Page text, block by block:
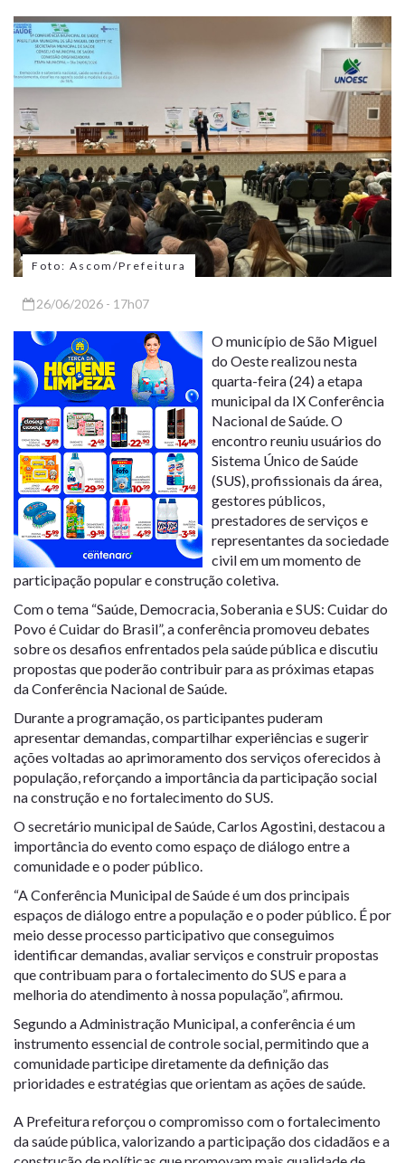
Foto: Ascom/Prefeitura
26/06/2026 - 17h07
O município de São Miguel
do Oeste realizou nesta
quarta-feira (24) a etapa
municipal da IX Conferência
Nacional de Saúde. O
encontro reuniu usuários do
Sistema Único de Saúde
(SUS), profissionais da área,
gestores públicos,
prestadores de serviços e
representantes da sociedade
civil em um momento de
participação popular e construção coletiva.
Com o tema “Saúde, Democracia, Soberania e SUS: Cuidar do
Povo é Cuidar do Brasil”, a conferência promoveu debates
sobre os desafios enfrentados pela saúde pública e discutiu
propostas que poderão contribuir para as próximas etapas
da Conferência Nacional de Saúde.
Durante a programação, os participantes puderam
apresentar demandas, compartilhar experiências e sugerir
ações voltadas ao aprimoramento dos serviços oferecidos à
população, reforçando a importância da participação social
na construção e no fortalecimento do SUS.
O secretário municipal de Saúde, Carlos Agostini, destacou a
importância do evento como espaço de diálogo entre a
comunidade e o poder público.
“A Conferência Municipal de Saúde é um dos principais
espaços de diálogo entre a população e o poder público. É por
meio desse processo participativo que conseguimos
identificar demandas, avaliar serviços e construir propostas
que contribuam para o fortalecimento do SUS e para a
melhoria do atendimento à nossa população”, afirmou.
Segundo a Administração Municipal, a conferência é um
instrumento essencial de controle social, permitindo que a
comunidade participe diretamente da definição das
prioridades e estratégias que orientam as ações de saúde.
A Prefeitura reforçou o compromisso com o fortalecimento
da saúde pública, valorizando a participação dos cidadãos e a